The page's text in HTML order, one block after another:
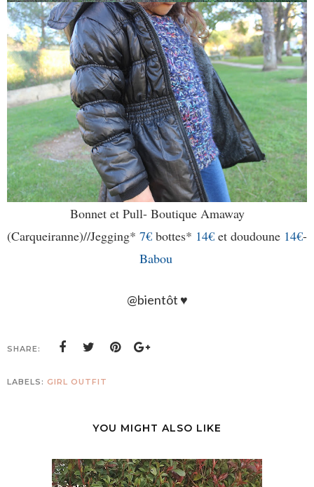
Bonnet et Pull- Boutique Amaway
(Carqueiranne)//Jegging* 7€ bottes* 14€ et doudoune 14€-
Babou
@bientôt ♥
SHARE:
LABELS: GIRL OUTFIT
YOU MIGHT ALSO LIKE